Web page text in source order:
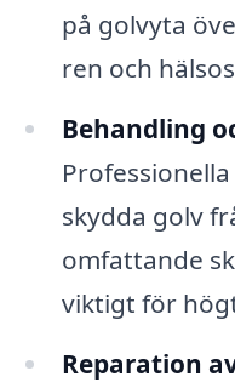
på golvyta
ren och
Behandling
skydda golv
omfattande
viktigt för
Reparation